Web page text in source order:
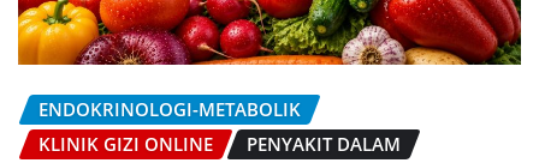
ENDOKRINOLOGI-METABOLIK
KLINIK GIZI ONLINE
PENYAKIT DALAM